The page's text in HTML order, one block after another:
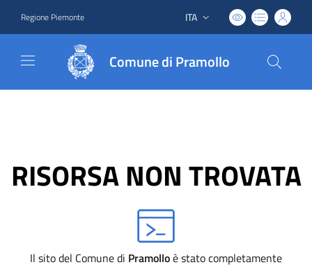
Regione Piemonte Lingua attiva:
ITA
Comune di Pramollo
RISORSA NON TROVATA
Il sito del Comune di Pramolloè stato completamente